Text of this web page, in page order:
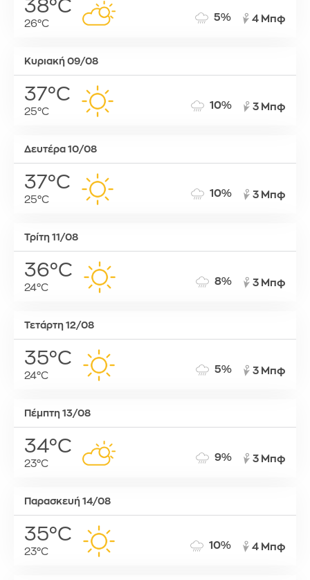
38°C
26°C
5% 4 Μπφ
Κυριακή 09/08
37°C
25°C
10% 3 Μπφ
Δευτέρα 10/08
37°C
25°C
10% 3 Μπφ
Τρίτη 11/08
36°C
24°C
8% 3 Μπφ
Τετάρτη 12/08
35°C
24°C
5% 3 Μπφ
Πέμπτη 13/08
34°C
23°C
9% 3 Μπφ
Παρασκευή 14/08
35°C
23°C
10% 4 Μπφ